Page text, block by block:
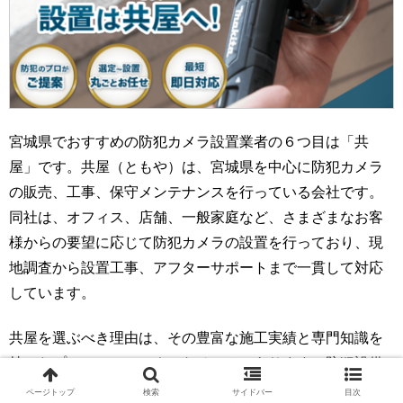
宮城県でおすすめの防犯カメラ設置業者の６つ目は「共
屋」です。共屋（ともや）は、宮城県を中心に防犯カメラ
の販売、工事、保守メンテナンスを行っている会社です。
同社は、オフィス、店舗、一般家庭など、さまざまなお客
様からの要望に応じて防犯カメラの設置を行っており、現
地調査から設置工事、アフターサポートまで一貫して対応
しています。
共屋を選ぶべき理由は、その豊富な施工実績と専門知識を
持ったプロフェッショナルなチームにあります。防犯設備
士有資格者がお客様の予算や要望に合ったシステムを提案
ページトップ 検索 サイドバー 目次